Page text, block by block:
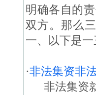
明确各自的
双方。那么
一、以下是
·非法集资非
非法集资就